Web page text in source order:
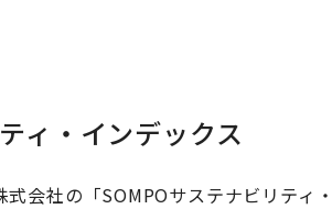
ィ・インデックス
会社の「SOMPOサステナビリティ